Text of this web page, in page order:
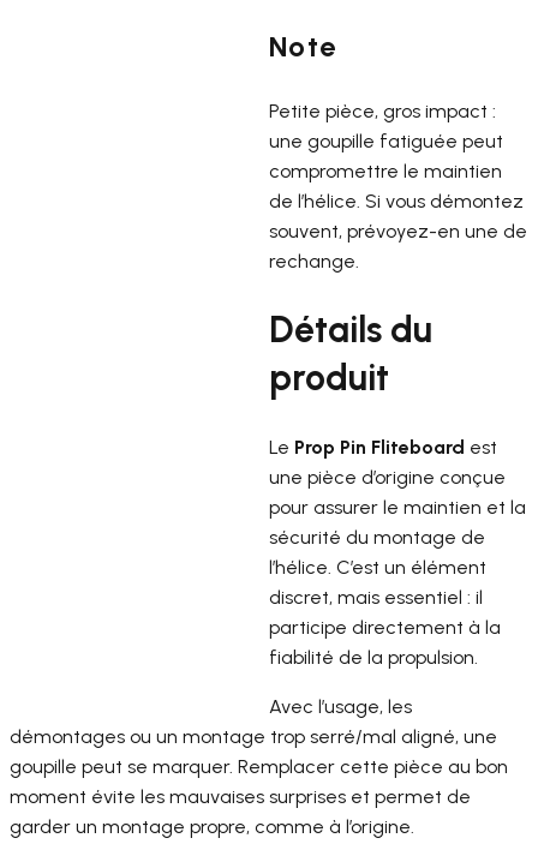
Note
Petite pièce, gros impact :
une goupille fatiguée peut
compromettre le maintien
de l’hélice. Si vous démontez
souvent, prévoyez-en une de
rechange.
Détails du
produit
Le Prop Pin Fliteboard est
une pièce d’origine conçue
pour assurer le maintien et la
sécurité du montage de
l’hélice. C’est un élément
discret, mais essentiel : il
participe directement à la
fiabilité de la propulsion.
Avec l’usage, les
démontages ou un montage trop serré/mal aligné, une
goupille peut se marquer. Remplacer cette pièce au bon
moment évite les mauvaises surprises et permet de
garder un montage propre, comme à l’origine.